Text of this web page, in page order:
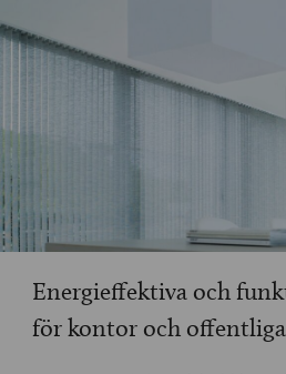
Energieffektiva och
för kontor och